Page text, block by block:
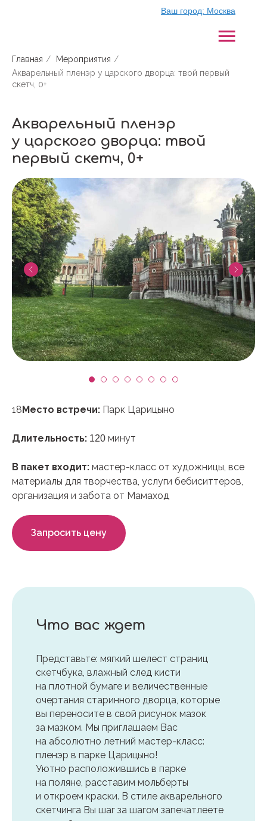
Ваш город: Москва
Главная / Мероприятия /
Акварельный пленэр у царского дворца: твой первый
скетч, 0+
Акварельный пленэр
у царского дворца: твой
первый скетч, 0+
18Место встречи: Парк Царицыно
Длительность: 120 минут
В пакет входит: мастер-класс от художницы, все
материалы для творчества, услуги бебиситтеров,
организация и забота от Мамаход
Запросить цену
Что вас ждет
Представьте: мягкий шелест страниц
скетчбука, влажный след кисти
на плотной бумаге и величественные
очертания старинного дворца, которые
вы переносите в свой рисунок мазок
за мазком. Мы приглашаем Вас
на абсолютно летний мастер-класс:
пленэр в парке Царицыно!
Уютно расположившись в парке
на поляне, расставим мольберты
и откроем краски. В стиле акварельного
скетчинга Вы шаг за шагом запечатлеете